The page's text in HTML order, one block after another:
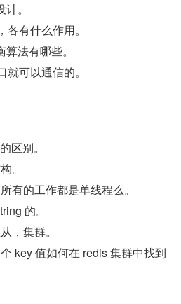
。
有什么作用。
法有哪些。
可以通信的。
区别。
。
有的工作都是单线程么。
的。
，集群。
key 值如何在 redis 集群中找到